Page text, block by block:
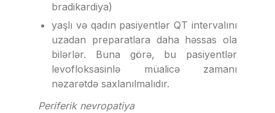
bradikardiya)
yaşlı və qadın pasiyentlər QT intervalını
uzadan preparatlara daha həssas ola
bilərlər. Buna görə, bu pasiyentlər
levofloksasinlə müalicə zamanı
nəzarətdə saxlanılmalıdır.
Periferik nevropatiya